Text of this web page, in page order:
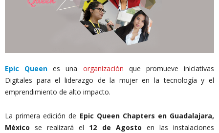
Epic Queen es una organización que promueve iniciativas
Digitales para el liderazgo de la mujer en la tecnología y el
emprendimiento de alto impacto.
La primera edición de Epic Queen Chapters en Guadalajara,
México se realizará el 12 de Agosto en las instalaciones